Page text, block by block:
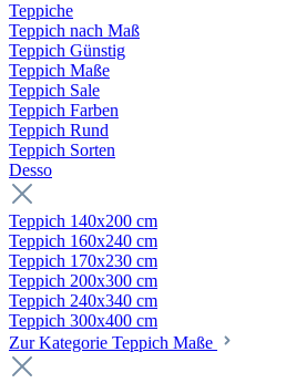
Teppiche
Teppich nach Maß
Teppich Günstig
Teppich Maße
Teppich Sale
Teppich Farben
Teppich Rund
Teppich Sorten
Desso
Teppich 140x200 cm
Teppich 160x240 cm
Teppich 170x230 cm
Teppich 200x300 cm
Teppich 240x340 cm
Teppich 300x400 cm
Zur Kategorie Teppich Maße